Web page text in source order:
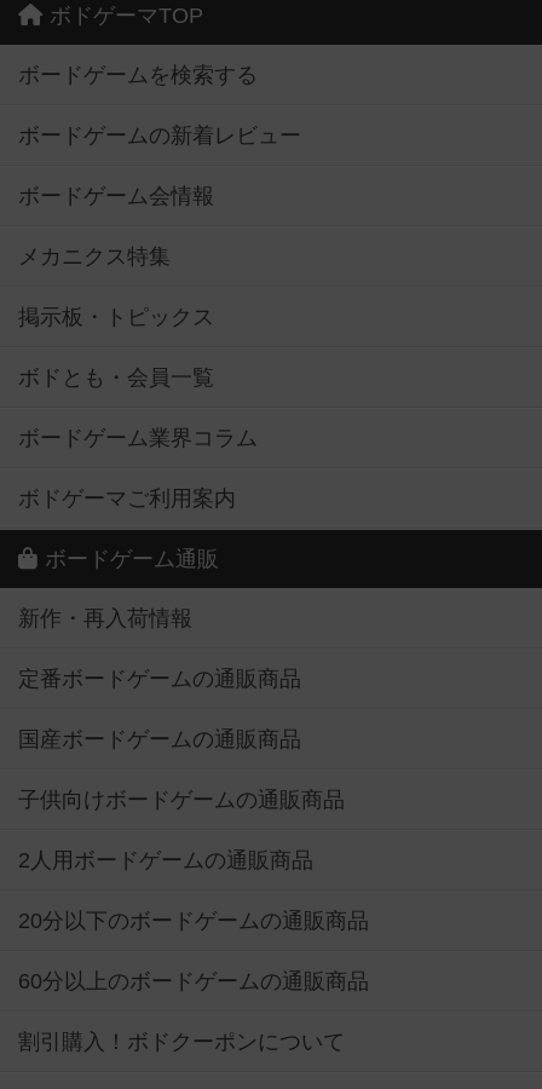
ボドゲーマTOP
ボードゲームを検索する
ボードゲームの新着レビュー
ボードゲーム会情報
メカニクス特集
掲示板・トピックス
ボドとも・会員一覧
ボードゲーム業界コラム
ボドゲーマご利用案内
ボードゲーム通販
新作・再入荷情報
定番ボードゲームの通販商品
国産ボードゲームの通販商品
子供向けボードゲームの通販商品
2人用ボードゲームの通販商品
20分以下のボードゲームの通販商品
60分以上のボードゲームの通販商品
割引購入！ボドクーポンについて